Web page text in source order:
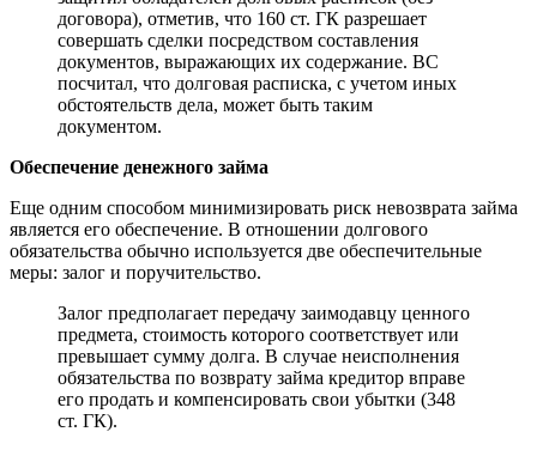
договора), отметив, что 160 ст. ГК разрешает
совершать сделки посредством составления
документов, выражающих их содержание. ВС
посчитал, что долговая расписка, с учетом иных
обстоятельств дела, может быть таким
документом.
Обеспечение денежного займа
Еще одним способом минимизировать риск невозврата займа
является его обеспечение. В отношении долгового
обязательства обычно используется две обеспечительные
меры: залог и поручительство.
Залог предполагает передачу заимодавцу ценного
предмета, стоимость которого соответствует или
превышает сумму долга. В случае неисполнения
обязательства по возврату займа кредитор вправе
его продать и компенсировать свои убытки (348
ст. ГК).